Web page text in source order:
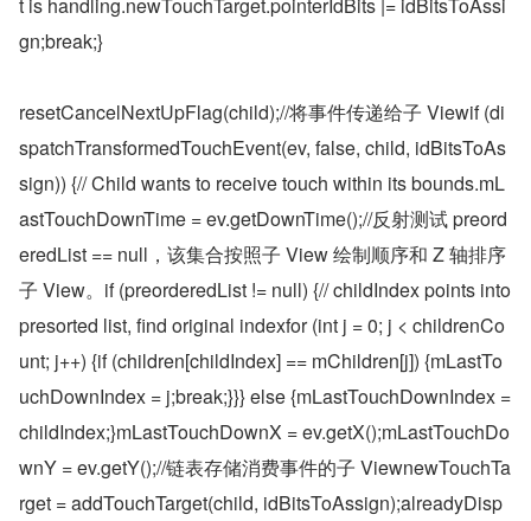
gn;break;}
resetCancelNextUpFlag(child);//将事件传递给子 Viewif (di
spatchTransformedTouchEvent(ev, false, child, idBitsToAs
sign)) {// Child wants to receive touch within its bounds.mL
astTouchDownTime = ev.getDownTime();//反射测试 preord
eredList == null，该集合按照子 View 绘制顺序和 Z 轴排序
子 View。if (preorderedList != null) {// childIndex points into
presorted list, find original indexfor (int j = 0; j < childrenCo
unt; j++) {if (children[childIndex] == mChildren[j]) {mLastTo
uchDownIndex = j;break;}}} else {mLastTouchDownIndex =
childIndex;}mLastTouchDownX = ev.getX();mLastTouchDo
wnY = ev.getY();//链表存储消费事件的子 ViewnewTouchTa
rget = addTouchTarget(child, idBitsToAssign);alreadyDisp